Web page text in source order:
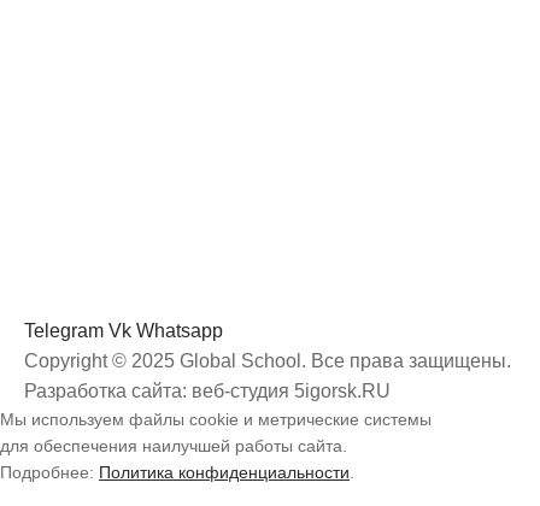
Telegram Vk Whatsapp
Copyright © 2025 Global School. Все права защищены.
Разработка сайта: веб-студия 5igorsk.RU
Мы используем файлы cookie и метрические системы
для обеспечения наилучшей работы сайта.
Подробнее: Политика конфиденциальности